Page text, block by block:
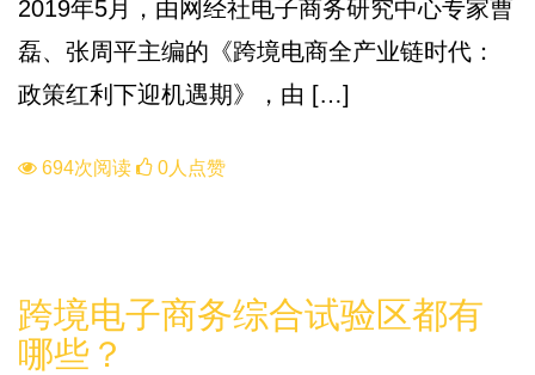
2019年5月，由网经社电子商务研究中心专家曹
磊、张周平主编的《跨境电商全产业链时代：
政策红利下迎机遇期》，由 […]
694次阅读 0人点赞
跨境电子商务综合试验区都有
哪些？